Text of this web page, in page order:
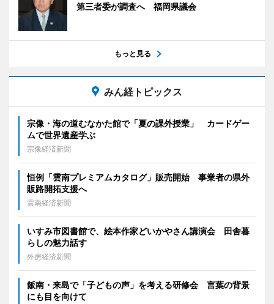
第三者委が調査へ 福岡県議会
もっと見る
みん経トピックス
宗像・海の道むなかた館で「夏の課外授業」 カードゲー
ムで世界遺産学ぶ
宗像経済新聞
恒例「雲南プレミアムカタログ」販売開始 事業者の県外
販路開拓支援へ
雲南経済新聞
いすみ市図書館で、絵本作家どいかやさん講演会 田舎暮
らしの魅力話す
外房経済新聞
飯南・来島で「子どもの声」を考える研修会 言葉の背景
にも目を向けて